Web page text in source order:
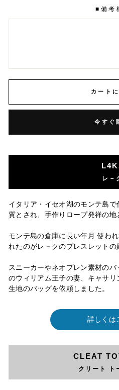
■備考
カート
今すぐ
レ－
イタリア・イセオ湖のモンテ島
質とされ、手作りロープ発祥の地
モンテ島の倉庫に長い年月 使わ
れたのがレ－クのブレスレットの
スニーカーやネオプレン素材の
のウィリアム王子の妻、キャサリ
生地のバッグを依頼しました。
詳しくは
CLEAT
クリート ト